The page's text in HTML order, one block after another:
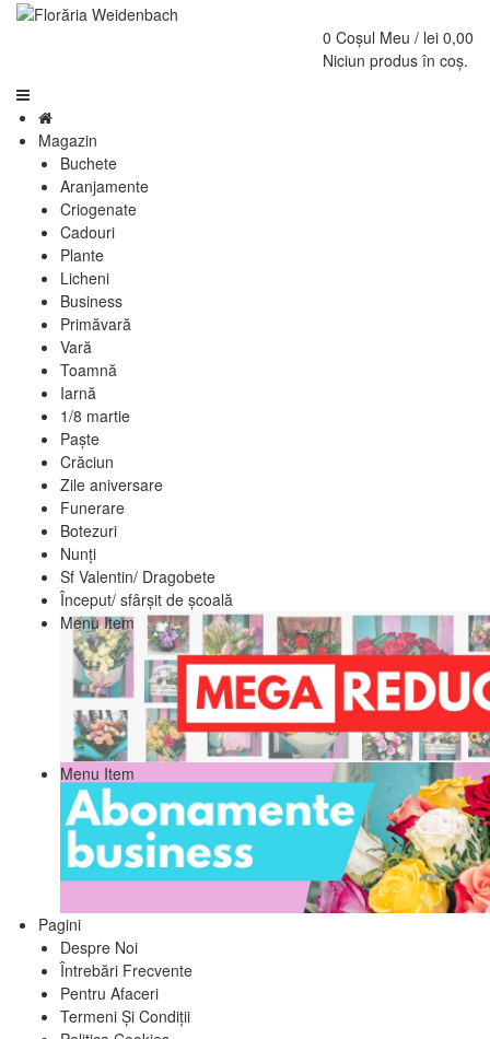
0 Coșul Meu / lei 0,00
Niciun produs în coș.
Magazin
Buchete
Aranjamente
Criogenate
Cadouri
Plante
Licheni
Business
Primăvară
Vară
Toamnă
Iarnă
1/8 martie
Paște
Crăciun
Zile aniversare
Funerare
Botezuri
Nunți
Sf Valentin/ Dragobete
Început/ sfârșit de școală
Menu Item
Menu Item
Pagini
Despre Noi
Întrebări Frecvente
Pentru Afaceri
Termeni Și Condiții